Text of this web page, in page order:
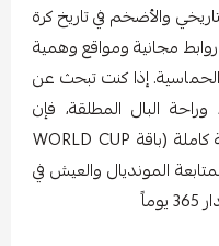
والأضخم في تاريخ كرة
مجانية ومواقع وهمية
إذا كنت تبحث عن
وراحة البال المطلقة، فإن
كاملة (باقة WORLD CUP
المونديال والعيش في